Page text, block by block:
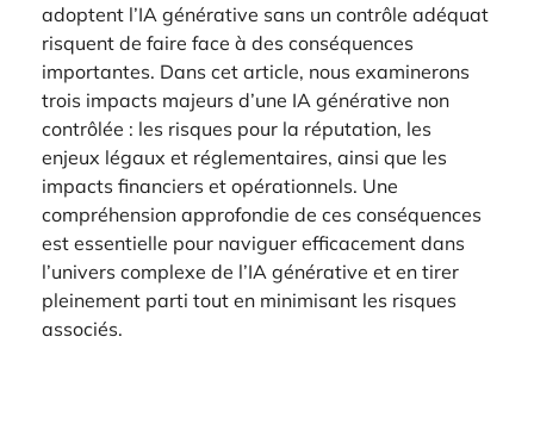
adoptent l’IA générative sans un contrôle adéquat
risquent de faire face à des conséquences
importantes. Dans cet article, nous examinerons
trois impacts majeurs d’une IA générative non
contrôlée : les risques pour la réputation, les
enjeux légaux et réglementaires, ainsi que les
impacts financiers et opérationnels. Une
compréhension approfondie de ces conséquences
est essentielle pour naviguer efficacement dans
l’univers complexe de l’IA générative et en tirer
pleinement parti tout en minimisant les risques
associés.